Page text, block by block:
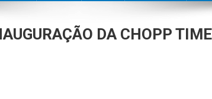
DA CHOPP TIME